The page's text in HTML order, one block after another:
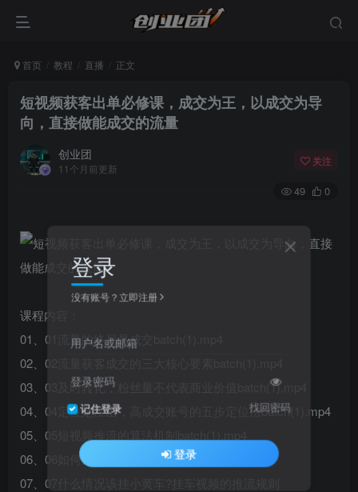
首页 教程 直播 正文
短视频获客出单必修课，成交为王，以成交为导
向，直接做能成交的流量
创业团
11个月前更新
关注
49 0
课程内容：
01、01流量的终局是成交batch(1).mp4
02、02流量获客成交的三大核心要素batch(1).mp4
03、03及时转化，粉丝量不代表商业价值batch(1).mp4
04、04定位定江山，高成交账号的五步定位法batch(1).mp4
05、05短视频推流的算法机制batch(1).mp4
06、06如何通过“经营数据”上热门batch(1).mp4
07、07什么情况该挂小黄车?挂车视频的推流规则
登录
没有账号？立即注册
用户名或邮箱
登录密码
记住登录 找回密码
登录